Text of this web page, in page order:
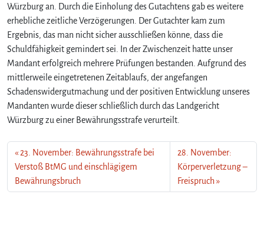
Würzburg an. Durch die Einholung des Gutachtens gab es weitere
erhebliche zeitliche Verzögerungen. Der Gutachter kam zum
Ergebnis, das man nicht sicher ausschließen könne, dass die
Schuldfähigkeit gemindert sei. In der Zwischenzeit hatte unser
Mandant erfolgreich mehrere Prüfungen bestanden. Aufgrund des
mittlerweile eingetretenen Zeitablaufs, der angefangen
Schadenswidergutmachung und der positiven Entwicklung unseres
Mandanten wurde dieser schließlich durch das Landgericht
Würzburg zu einer Bewährungsstrafe verurteilt.
23. November: Bewährungsstrafe bei
Verstoß BtMG und einschlägigem
Bewährungsbruch
28. November:
Körperverletzung –
Freispruch